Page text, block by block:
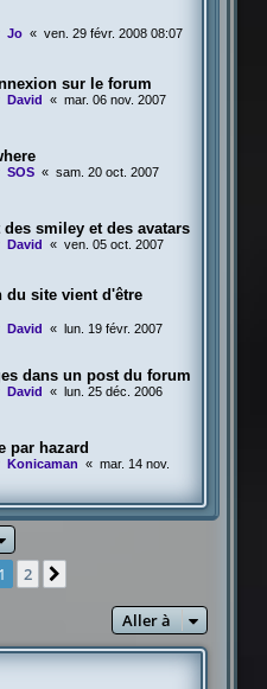
Jo « ven. 29 févr. 2008 08:07
sur le forum
David « mar. 06 nov. 2007
SOS « sam. 20 oct. 2007
des smiley et des avatars
David « ven. 05 oct. 2007
du site vient d'être
David «
lun. 19 févr. 2007
dans un post du forum
David «
lun. 25 déc. 2006
par hazard
Konicaman « mar. 14 nov.
1 2
Aller à